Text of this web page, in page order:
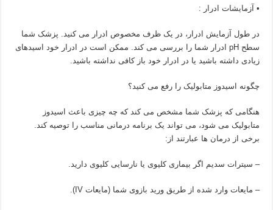
• آزمایشات ادرار :
در طول آزمایش ادرار، در یک ظرف مخصوص ادرار می کنید. پزشک شما
سطح pH ادرار شما را بررسی می کند. ممکن است در ادرار خود اسیدهای
زیادی داشته باشید یا در ادرار خود باز کافی نداشته باشید.
چگونه اسیدوز متابولیک را رفع می کنید؟
هنگامی که پزشک شما مشخص می کند که چه چیزی باعث اسیدوز
متابولیک می شود، می تواند یک برنامه درمانی مناسب را توصیه کند.
برخی از درمان ها عبارتند از:
– سیترات سدیم اگر بیماری کلیوی یا نارسایی کلیوی دارید.
– مایعات وارد شده از طریق ورید بازوی شما (مایعات IV).